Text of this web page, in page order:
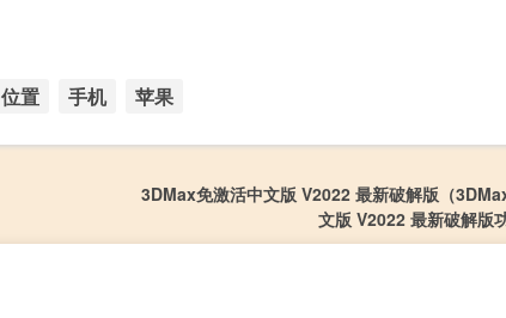
位置 手机 苹果
3DMax免激活中文版 V2022 最新破解版（
文版 V2022 最新破解版